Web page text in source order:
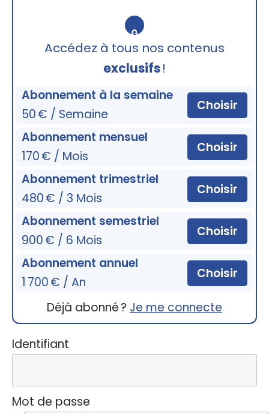
🔒
Accédez à tous nos contenus
exclusifs!
Abonnement à la semaine
50 € / Semaine
Choisir
Abonnement mensuel
170 € / Mois
Choisir
Abonnement trimestriel
480 € / 3 Mois
Choisir
Abonnement semestriel
900 € / 6 Mois
Choisir
Abonnement annuel
1 700 € / An
Choisir
Déjà abonné ? Je me connecte
Identifiant
Mot de passe